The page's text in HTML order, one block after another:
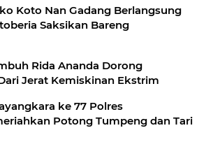
Koto Nan Gadang Berlangsung
Saksikan Bareng
Rida Ananda Dorong
Jerat Kemiskinan Ekstrim
ke 77 Polres
Potong Tumpeng dan Tari